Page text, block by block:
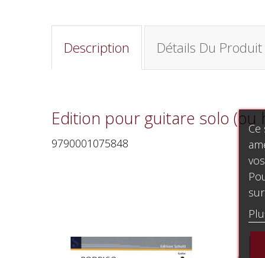
Description Détails Du Produit
Edition pour guitare solo
9790001075848